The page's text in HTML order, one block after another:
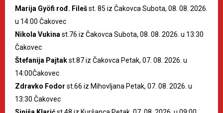
Marija Gyöfi rođ. Filešst. 85 iz Čakovca Subota, 08. 08. 2026.
u 14:00 Čakovec
Nikola Vukina st.76 iz Čakovca Subota, 08. 08. 2026. u 13:30
Čakovec
Štefanija Pajtakst.87 iz Čakovca Petak, 07. 08. 2026. u
14:00Čakovec
Zdravko Fodor st.66 iz Mihovljana Petak, 07. 08. 2026. u
13:30 Čakovec